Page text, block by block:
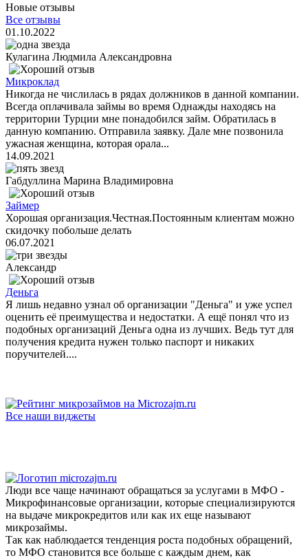
Новые отзывы
Все отзывы
01.10.2022
Кулагина Людмила Александровна
Микроклад
Никогда не числилась в рядах должников в данной компании.
Всегда оплачивала займы во время Однажды находясь на
территории Турции мне понадобился займ. Обратилась в
данную компанию. Отправила заявку. Дале мне позвонила
ужасная женщина, которая орала...
14.09.2021
Габдуллина Марина Владимировна
Займер
Хорошая организация.Честная.Постоянным клиентам можно
скидочку побольше делать
06.07.2021
Александр
Деньга
Я лишь недавно узнал об организации "Деньга" и уже успел
оценить её преимущества и недостатки. А ещё понял что из
подобных организаций Деньга одна из лучших. Ведь тут для
получения кредита нужен только паспорт и никаких
поручителей....
Все наши виджеты
Люди все чаще начинают обращаться за услугами в МФО -
Микрофинансовые организации, которые специализируются
на выдаче микрокредитов или как их еще называют
микрозаймы.
Так как наблюдается тенденция роста подобных обращений,
то МФО становится все больше с каждым днем, как